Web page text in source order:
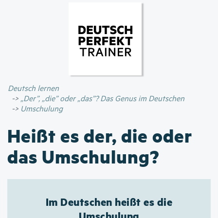
Inhalt
Deutsch lernen
„Der”, „die” oder „das”? Das Genus im Deutschen
Umschulung
Heißt es der, die oder
das Umschulung?
Im Deutschen heißt es die